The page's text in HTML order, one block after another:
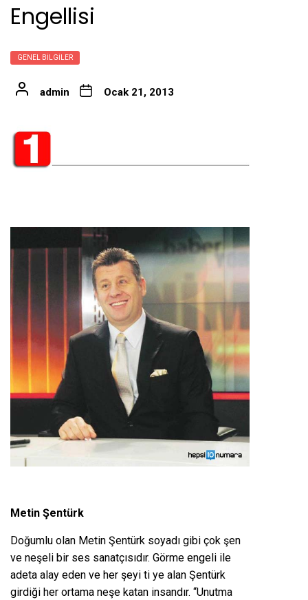
Engellisi
GENEL BILGILER
admin Ocak 21, 2013
Metin Şentürk
Doğumlu olan Metin Şentürk soyadı gibi çok şen
ve neşeli bir ses sanatçısıdır. Görme engeli ile
adeta alay eden ve her şeyi ti ye alan Şentürk
girdiği her ortama neşe katan insandır. “Unutma